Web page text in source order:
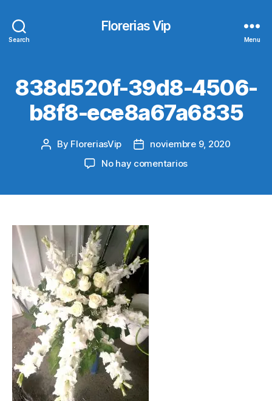
Search
Florerias Vip
Menu
838d520f-39d8-4506-
b8f8-ece8a67a6835
Post
By FloreriasVip
Postnoviembre 9, 2020
No hay comentariosen